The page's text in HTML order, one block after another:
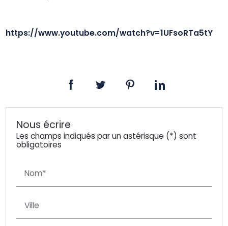
https://www.youtube.com/watch?v=1UFsoRTa5tY
Nous écrire
Les champs indiqués par un astérisque (*) sont
obligatoires
Nom*
Ville